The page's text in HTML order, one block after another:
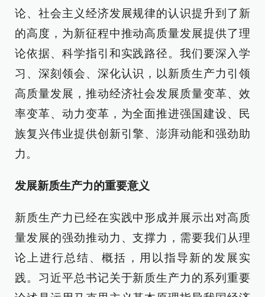
论、社会主义经济发展规律的认识提升到了新
的高度，为新征程中推动高质量发展提供了理
论依据、科学指引和实践路径。我们要深入学
习、深刻领会、深化认识，以新质生产力引领
高质量发展，推动经济社会发展质量变革、效
率变革、动力变革，为全面推进强国建设、民
族复兴伟业提供创新引擎、澎湃动能和强劲助
力。
发展新质生产力的重要意义
新质生产力已经在实践中形成并展示出对高质
量发展的强劲推动力、支撑力，需要我们从理
论上进行总结、概括，用以指导新的发展实
践。习近平总书记关于新质生产力的系列重要